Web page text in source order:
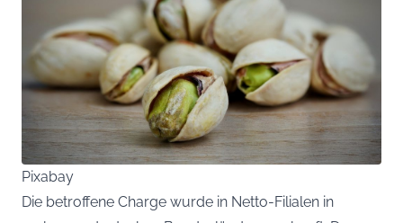
Pixabay
Die betroffene Charge wurde in Netto-Filialen in